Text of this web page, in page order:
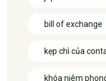
bill of exchange
kẹp chì của
khóa niêm